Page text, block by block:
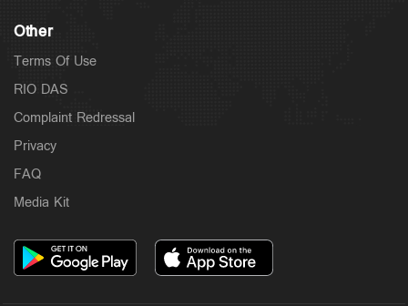
Other
Terms Of Use
RIO DAS
Complaint Redressal
Privacy
FAQ
Media Kit